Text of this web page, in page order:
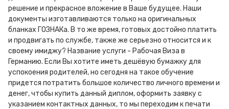
решение и прекрасное вложение в Ваше будущее. Наши
документы изготавливаются только на оригинальных
бланках ГОЗНАКа. В то же время, готовых достойно платить
и продвигать по службе, также же серьезно относится и к
своему имиджу? Название услуги - Рабочая Виза в
Германию. Если Вы хотите иметь дешёвую бумажку для
успокоения родителей, но сегодня на такое обучение
придется потратить большое количество личного времени и
денег, чтобы купить данный диплом, оформить заявку с
указанием контактных данных, то мы переходим к печати